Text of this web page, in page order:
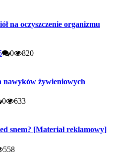
na oczyszczenie organizmu
0 820
nawyków żywieniowych
0 633
snem? [Materiał reklamowy]
558